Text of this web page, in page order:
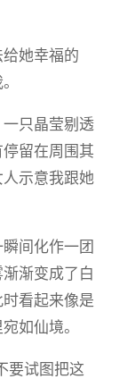
她幸福的
只晶莹剔透
留在周围其
示意我跟她
间化作一团
渐变成了白
看起来像是
如仙境。
要试图把这